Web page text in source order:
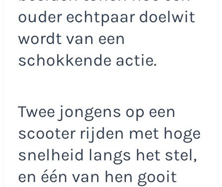
ouder echtpaar doelwit
wordt van een
schokkende actie.
Twee jongens op een
scooter rijden met hoge
snelheid langs het stel,
en één van hen gooit